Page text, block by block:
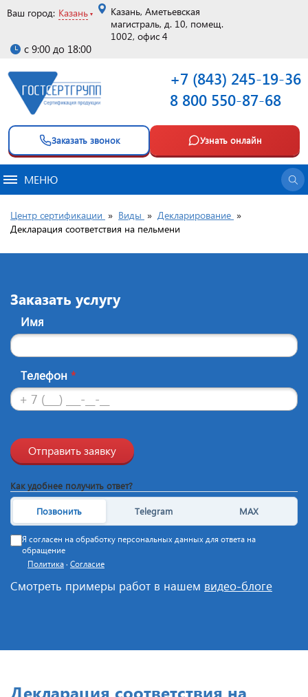
Ваш город: Казань
Казань, Аметьевская
магистраль, д. 10, помещ.
1002, офис 4
с 9:00 до 18:00
+7 (843) 245-19-36
8 800 550-87-68
Заказать звонок Узнать онлайн
МЕНЮ
Центр сертификации » Виды » Декларирование »
Декларация соответствия на пельмени
Заказать услугу
Имя
Телефон *
Отправить заявку
Как удобнее получить ответ?
Позвонить Telegram MAX
Я согласен на обработку персональных данных для ответа на
обращение
Политика · Согласие
Смотреть примеры работ в нашем видео-блоге
Декларация соответствия на